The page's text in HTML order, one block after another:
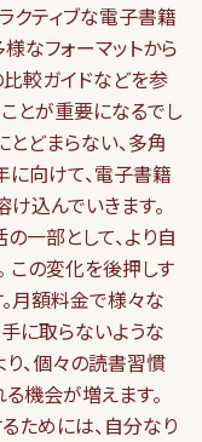
クティブな電子書籍
なフォーマットから
較ガイドなどを参
とが重要になるでし
とどまらない、多角
に向けて、電子書籍
込んでいきます。
一部として、より自
この変化を後押しす
月額料金で様々な
に取らないような
り、個々の読書習慣
機会が増えます。
ためには、自分なり